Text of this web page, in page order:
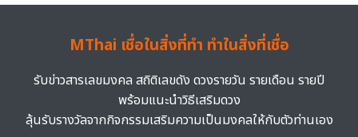
MThai เชื่อในสิ่งที่ทำ ทำในสิ่งที่เชื่อ
รับข่าวสารเลขมงคล สถิติเลขดัง ดวงรายวัน รายเดือน รายปี
พร้อมแนะนำวิธีเสริมดวง
ลุ้นรับรางวัลจากกิจกรรมเสริมความเป็นมงคลให้กับตัวท่านเอง